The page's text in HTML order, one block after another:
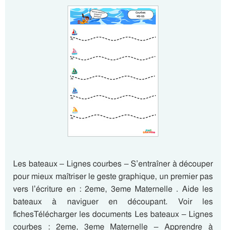
Les bateaux – Lignes courbes – S’entraîner à découper
pour mieux maîtriser le geste graphique, un premier pas
vers l’écriture en : 2eme, 3eme Maternelle . Aide les
bateaux à naviguer en découpant. Voir les
fichesTélécharger les documents Les bateaux – Lignes
courbes : 2eme, 3eme Maternelle – Apprendre à